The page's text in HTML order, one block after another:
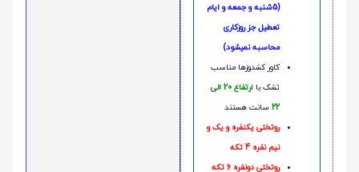
(5شنبه و جمعه و ایام
تعطیل جز روزکاری
محاسبه نمیشود)
کاور کشدوزها مناسب
تشک با ا
رتفاع 20 الی
22 سانت هستند
روتختی یکنفره و یک و
نیم نفره 4 تکه
روتختی دونفره 6 تکه